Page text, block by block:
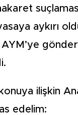
aykırı
AYM’ye
ilişkin
edelim: